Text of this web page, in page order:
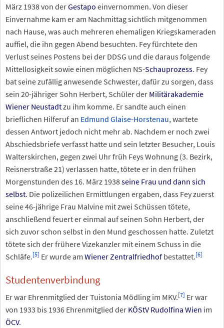
März 1938 von derGestapo einvernommen. Von dieser
Einvernahme kam er am Nachmittag sichtlich mitgenommen
nach Hause, was auch mehreren ehemaligen Kriegskameraden
auffiel, die ihn gegen Abend besuchten. Fey fürchtete den
Verlust seines Postens bei der DDSG und die daraus folgende
Mittellosigkeit sowie einen möglichen NS-Schauprozess. Fey
bat seine zufällig anwesende Schwester, dafür zu sorgen, dass
sein 20-jähriger Sohn Herbert, Schüler der Militärakademie
Wiener Neustadtzu ihm komme. Er sandte auch einen
brieflichen Hilferuf an Edmund Glaise-Horstenau, wartete
dessen Antwort jedoch nicht mehr ab. Nachdem er noch zwei
Abschiedsbriefe verfasst hatte und sein letzter Besucher, Louis
Walterskirchen, gegen zwei Uhr früh Feys Wohnung (3. Bezirk,
Reisnerstraße 21) verlassen hatte, tötete er in den frühen
Morgenstunden des 16. März 1938seine Frau und dann sich
selbst. Die polizeilichen Ermittlungen ergaben, dass Fey zuerst
seine 46-jährige Frau Malvine mit zwei Schüssen tötete,
anschließend feuert er einmal auf seinen Sohn Herbert, der
sich zuvor schon selbst in den Mund geschossen hatte. Zuletzt
tötete sich der frühere Vizekanzler mit einem Schuss in die
Schläfe.[5] Er wurde am Wiener Zentralfriedhof bestattet.[6]
Studentenverbindung
Er war Ehrenmitglied der Tuistonia Mödling im MKV.[7] Er war
von 1933 bis 1936 Ehrenmitglied der KÖStV Rudolfina Wien im
ÖCV.